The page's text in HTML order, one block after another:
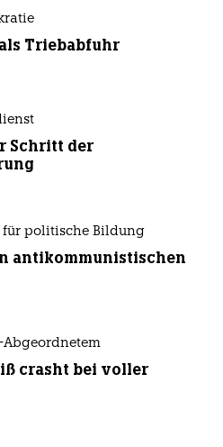
Triebabfuhr
Schritt der
für politische Bildung
antikommunistischen
Abgeordnetem
crasht bei voller